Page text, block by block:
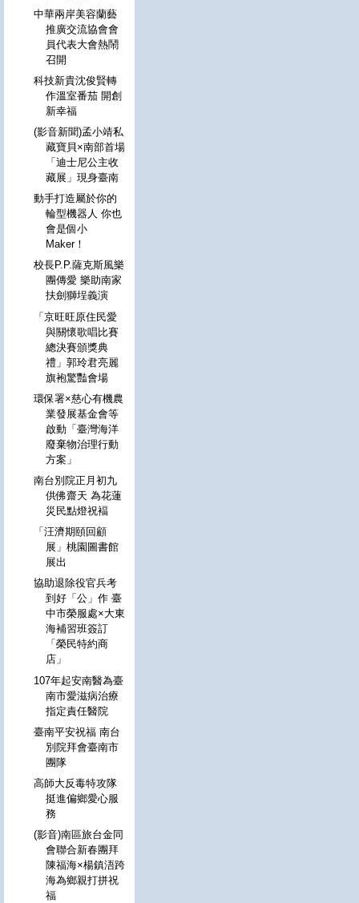
中華兩岸美容蘭藝
推廣交流協會會
員代表大會熱鬧
召開
科技新貴沈俊賢轉
作溫室番茄 開創
新幸福
(影音新聞)孟小靖私
藏寶貝×南部首場
「迪士尼公主收
藏展」現身臺南
動手打造屬於你的
輪型機器人 你也
會是個小
Maker！
校長P.P.薩克斯風樂
團傳愛 樂助南家
扶劍獅埕義演
「京旺旺原住民愛
與關懷歌唱比賽
總決賽頒獎典
禮」郭玲君亮麗
旗袍驚豔會場
環保署×慈心有機農
業發展基金會等
啟動「臺灣海洋
廢棄物治理行動
方案」
南台別院正月初九
供佛齋天 為花蓮
災民點燈祝褔
「汪濟期頤回顧
展」桃園圖書館
展出
協助退除役官兵考
到好「公」作 臺
中市榮服處×大東
海補習班簽訂
「榮民特約商
店」
107年起安南醫為臺
南市愛滋病治療
指定責任醫院
臺南平安祝福 南台
別院拜會臺南市
團隊
高師大反毒特攻隊
挺進偏鄉愛心服
務
(影音)南區旅台金同
會聯合新春團拜
陳福海×楊鎮浯跨
海為鄉親打拼祝
福